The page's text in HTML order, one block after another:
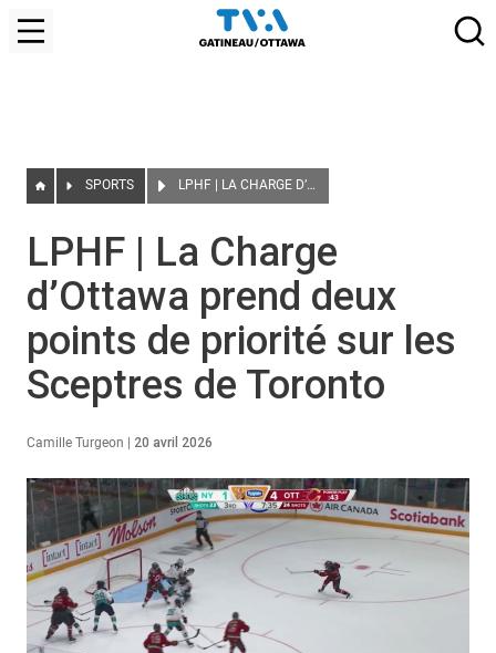
SPORTS LPHF | LA CHARGE D’OTTAWA PREND DEUX POINTS DE PRIORITÉ SUR LES SCEPTRES DE TORONTO
LPHF | La Charge
d’Ottawa prend deux
points de priorité sur les
Sceptres de Toronto
Camille Turgeon 20 avril 2026